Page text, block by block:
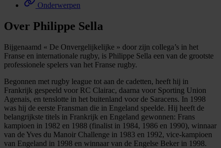
Onderwerpen
Over Philippe Sella
Bijgenaamd « De Onvergelijkelijke » door zijn collega’s in het
Franse en internationale rugby, is Philippe Sella een van de grootste
professionele spelers van het Franse rugby.
Begonnen met rugby league tot aan de cadetten, heeft hij in
Frankrijk gespeeld voor RC Clairac, daarna voor Sporting Union
Agenais, en tenslotte in het buitenland voor de Saracens. In 1998
was hij de eerste Fransman die in Engeland speelde. Hij heeft de
belangrijkste titels in Frankrijk en Engeland gewonnen: Frans
kampioen in 1982 en 1988 (finalist in 1984, 1986 en 1990), winnaar
van de Yves du Manoir Challenge in 1983 en 1992, vice-kampioen
van Engeland in 1998 en winnaar van de Engelse Beker in 1998.